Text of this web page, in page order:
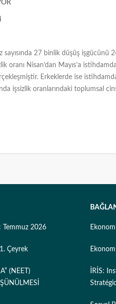
27 binlik düşüş işgücünü
oranı Nisan’dan Mayıs’a
Erkeklerde ise
işsizlik oranlarındaki toplumsal
Temmuz 2026
Çeyrek
(NEET)
İRİS: